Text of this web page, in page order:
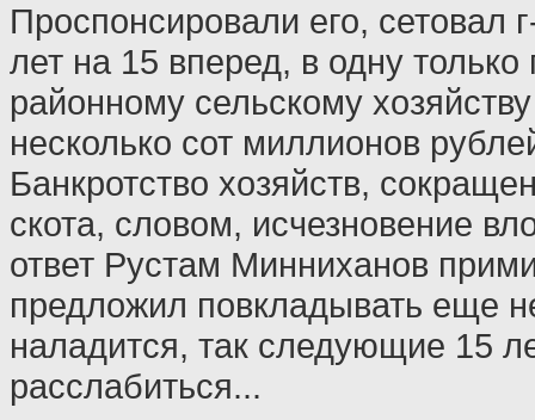
Проспонсировали его, сетовал
лет на 15 вперед, в одну
районному сельскому
несколько сот миллионов
Банкротство хозяйств,
скота, словом, исчезновение
ответ Рустам Минниханов
предложил повкладывать еще
наладится, так следующие 15
расслабиться...